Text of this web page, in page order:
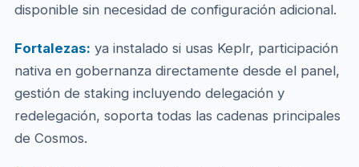
disponible sin necesidad de configuración adicional.
Fortalezas: ya instalado si usas Keplr, participación
nativa en gobernanza directamente desde el panel,
gestión de staking incluyendo delegación y
redelegación, soporta todas las cadenas principales
de Cosmos.